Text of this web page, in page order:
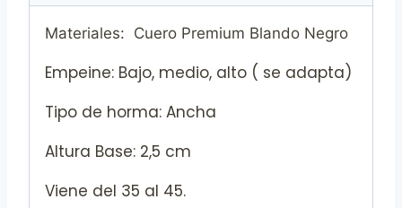
Materiales: Cuero Premium Blando Negro
Empeine: Bajo, medio, alto ( se adapta)
Tipo de horma: Ancha
Altura Base: 2,5 cm
Viene del 35 al 45.